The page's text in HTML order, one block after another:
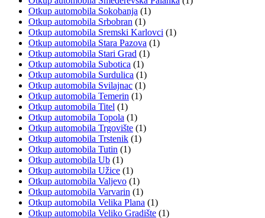
Otkup automobila Sokobanja (1)
Otkup automobila Srbobran (1)
Otkup automobila Sremski Karlovci (1)
Otkup automobila Stara Pazova (1)
Otkup automobila Stari Grad (1)
Otkup automobila Subotica (1)
Otkup automobila Surdulica (1)
Otkup automobila Svilajnac (1)
Otkup automobila Temerin (1)
Otkup automobila Titel (1)
Otkup automobila Topola (1)
Otkup automobila Trgovište (1)
Otkup automobila Trstenik (1)
Otkup automobila Tutin (1)
Otkup automobila Ub (1)
Otkup automobila Užice (1)
Otkup automobila Valjevo (1)
Otkup automobila Varvarin (1)
Otkup automobila Velika Plana (1)
Otkup automobila Veliko Gradište (1)